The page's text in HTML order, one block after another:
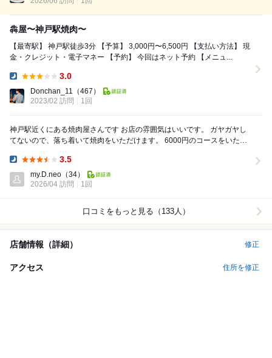
犇屋〜神戸駅焼肉〜
【最寄駅】 神戸駅徒歩3分 【予算】 3,000円〜6,500円 【支払い方法】 現
金・クレジット・電子マネー 【予約】 今回はネット予約 【メニュ...
3.0
Donchan_11 （467）
2023/02 訪問
1回
神戸駅近くにある焼肉屋さんです お店の雰囲気はいいです。 ガヤガヤし
てないので、落ち着いて焼肉をいただけます。 6000円のコースをいただ
3.5
my.D.neo （34）
2026/04 訪問
1回
口コミをもっと見る（133人）
店舗情報（詳細） 修正
アクセス 住所を修正